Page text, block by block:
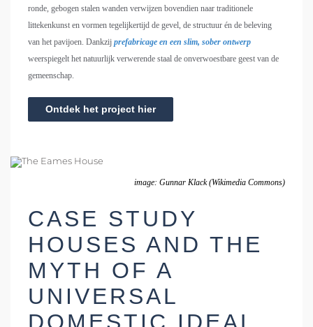
ronde, gebogen stalen wanden verwijzen bovendien naar traditionele
littekenkunst en vormen tegelijkertijd de gevel, de structuur én de beleving
van het pavijoen. Dankzij prefabricage en een slim, sober ontwerp
weerspiegelt het natuurlijk verwerende staal de onverwoestbare geest van de
gemeenschap.
Ontdek het project hier
image: Gunnar Klack (Wikimedia Commons)
CASE STUDY
HOUSES AND THE
MYTH OF A
UNIVERSAL